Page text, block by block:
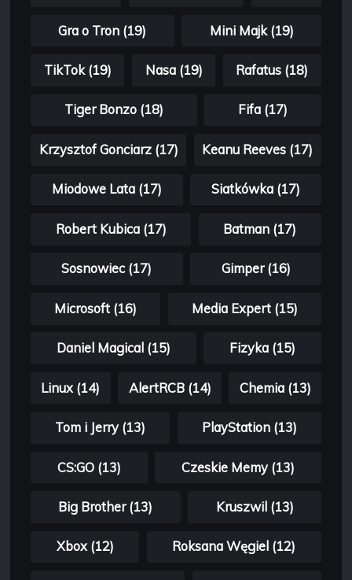
Gra o Tron (19) Mini Majk (19)
TikTok (19) Nasa (19) Rafatus (18)
Tiger Bonzo (18) Fifa (17)
Krzysztof Gonciarz (17) Keanu Reeves (17)
Miodowe Lata (17) Siatkówka (17)
Robert Kubica (17) Batman (17)
Sosnowiec (17) Gimper (16)
Microsoft (16) Media Expert (15)
Daniel Magical (15) Fizyka (15)
Linux (14) AlertRCB (14) Chemia (13)
Tom i Jerry (13) PlayStation (13)
CS:GO (13) Czeskie Memy (13)
Big Brother (13) Kruszwil (13)
Xbox (12) Roksana Węgiel (12)